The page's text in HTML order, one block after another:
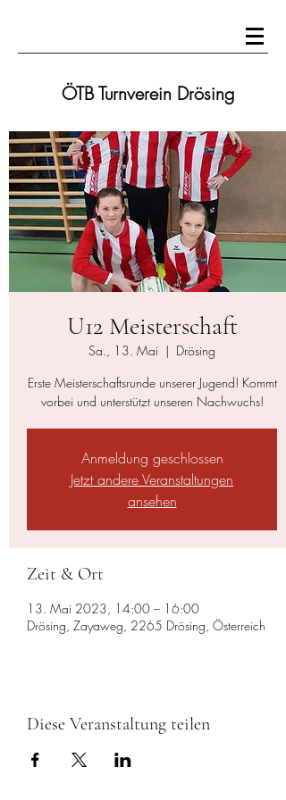
ÖTB Turnverein Drösing
U12 Meisterschaft
Sa., 13. Mai
  |
Drösing
Erste Meisterschaftsrunde unserer Jugend! Kommt
vorbei und unterstützt unseren Nachwuchs!
Anmeldung geschlossen
Jetzt andere Veranstaltungen
ansehen
Zeit & Ort
13. Mai 2023, 14:00 – 16:00
Drösing, Zayaweg, 2265 Drösing, Österreich
Diese Veranstaltung teilen